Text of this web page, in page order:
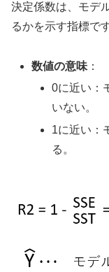
決定係数は、モデ
るかを示す指標です
数値の意味 ：
0に近い：
いない。
1に近い：
る。